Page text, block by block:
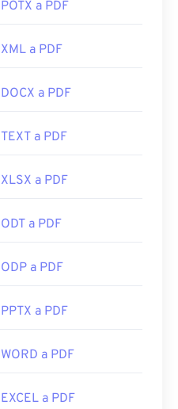
POTX a PDF
XML a PDF
DOCX a PDF
TEXT a PDF
XLSX a PDF
ODT a PDF
ODP a PDF
PPTX a PDF
WORD a PDF
EXCEL a PDF